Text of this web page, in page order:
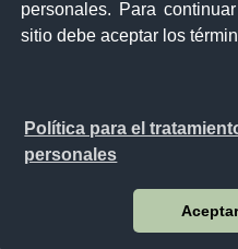
personales. Para
sitio debe aceptar los
Política para el
personales
Aceptar